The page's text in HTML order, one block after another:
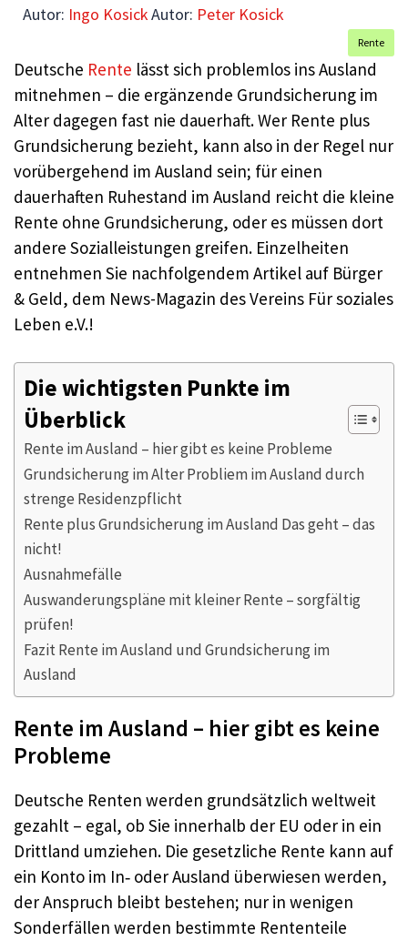
Autor: Ingo KosickAutor: Peter Kosick
Rente
Deutsche Rente lässt sich problemlos ins Ausland
mitnehmen – die ergänzende Grundsicherung im
Alter dagegen fast nie dauerhaft. Wer Rente plus
Grundsicherung bezieht, kann also in der Regel nur
vorübergehend im Ausland sein; für einen
dauerhaften Ruhestand im Ausland reicht die kleine
Rente ohne Grundsicherung, oder es müssen dort
andere Sozialleistungen greifen. Einzelheiten
entnehmen Sie nachfolgendem Artikel auf Bürger
& Geld, dem News-Magazin des Vereins Für soziales
Leben e.V.!
Die wichtigsten Punkte im
Überblick
Rente im Ausland – hier gibt es keine Probleme
Grundsicherung im Alter Probliem im Ausland durch
strenge Residenzpflicht
Rente plus Grundsicherung im Ausland Das geht – das
nicht!
Ausnahmefälle
Auswanderungspläne mit kleiner Rente – sorgfältig
prüfen!
Fazit Rente im Ausland und Grundsicherung im
Ausland
Rente im Ausland – hier gibt es keine
Probleme
Deutsche Renten werden grundsätzlich weltweit
gezahlt – egal, ob Sie innerhalb der EU oder in ein
Drittland umziehen. Die gesetzliche Rente kann auf
ein Konto im In‑ oder Ausland überwiesen werden,
der Anspruch bleibt bestehen; nur in wenigen
Sonderfällen werden bestimmte Rententeile